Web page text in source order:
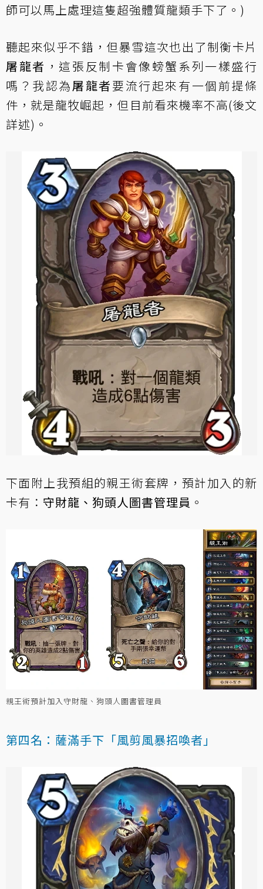
師可以馬上處理這隻超強體質龍類手下了。)
聽起來似乎不錯，但暴雪這次也出了制衡卡片
屠龍者 ，這張反制卡會像螃蟹系列一樣盛行
嗎？我認為屠龍者要流行起來有一個前提條
件，就是龍牧崛起，但目前看來機率不高(後文
詳述)。
下面附上我預組的親王術套牌，預計加入的新
卡有： 守財龍、狗頭人圖書管理員 。
親王術預計加入守財龍、狗頭人圖書管理員
第四名：薩滿手下「風剪風暴招喚者」